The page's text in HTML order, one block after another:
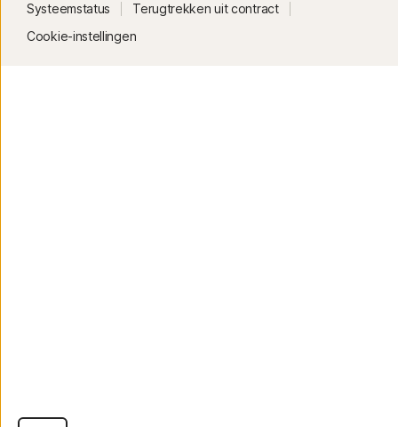
Systeemstatus
Terugtrekken uit contract
Cookie-instellingen